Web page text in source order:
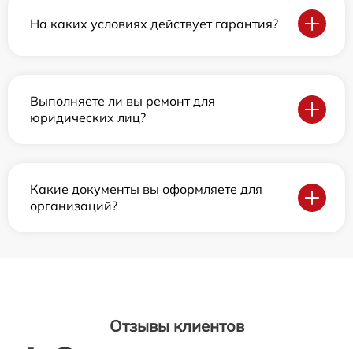
На каких условиях действует гарантия?
Выполняете ли вы ремонт для
юридических лиц?
Какие документы вы оформляете для
организаций?
Отзывы клиентов